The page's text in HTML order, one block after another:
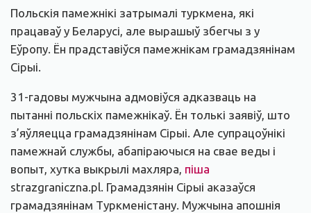
Польскія памежнікі затрымалі туркмена, які
працаваў у Беларусі, але вырашыў збегчы з у
Еўропу. Ён прадставіўся памежнікам грамадзянінам
Сірыі.
31-гадовы мужчына адмовіўся адказваць на
пытанні польскіх памежнікаў. Ён толькі заявіў, што
з’яўляецца грамадзянінам Сірыі. Але супрацоўнікі
памежнай службы, абапіраючыся на свае веды і
вопыт, хутка выкрылі махляра, піша
strazgraniczna.pl. Грамадзянін Сірыі аказаўся
грамадзянінам Туркменістану. Мужчына апошнія